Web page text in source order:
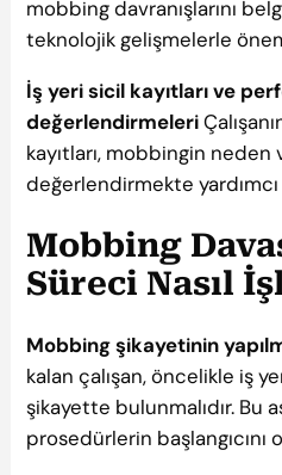
mobbing davranışlarını
teknolojik gelişmelerle
İş yeri sicil kayıtları ve
değerlendirmeleri
kayıtları, mobbingin neden
değerlendirmekte
Mobbing
Süreci Nasıl
Mobbing şikayetinin
kalan çalışan, öncelikle iş
şikayette bulunmalıdır. Bu
prosedürlerin başlangıcını